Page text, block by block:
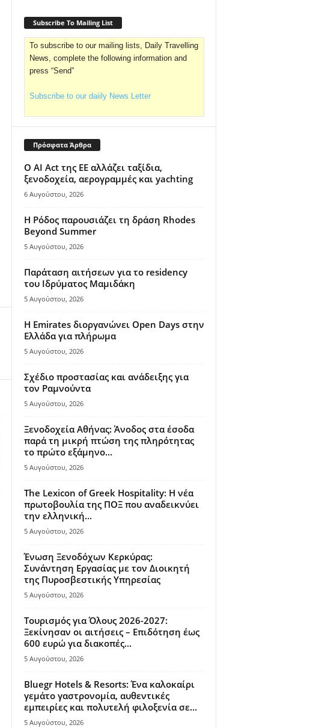
Subscribe To Mailing List
To subscribe to our mailing lists, Daily Travelling
News, complete the following information and
press “Send”
Subscribe to our daiily News Letter
Πρόσφατα Άρθρα
Ο AI Act της ΕΕ αλλάζει ταξίδια,
ξενοδοχεία, αερογραμμές και yachting
6 Αυγούστου, 2026
Η Ρόδος παρουσιάζει τη δράση Rhodes
Beyond Summer
5 Αυγούστου, 2026
Παράταση αιτήσεων για το residency
του Ιδρύματος Μαμιδάκη
5 Αυγούστου, 2026
Η Emirates διοργανώνει Open Days στην
Ελλάδα για πλήρωμα
5 Αυγούστου, 2026
Σχέδιο προστασίας και ανάδειξης για
τον Ραμνούντα
5 Αυγούστου, 2026
Ξενοδοχεία Αθήνας: Άνοδος στα έσοδα
παρά τη μικρή πτώση της πληρότητας
το πρώτο εξάμηνο...
5 Αυγούστου, 2026
The Lexicon of Greek Hospitality: Η νέα
πρωτοβουλία της ΠΟΞ που αναδεικνύει
την ελληνική...
5 Αυγούστου, 2026
Ένωση Ξενοδόχων Κερκύρας:
Συνάντηση Εργασίας με τον Διοικητή
της Πυροσβεστικής Υπηρεσίας
5 Αυγούστου, 2026
Τουρισμός για Όλους 2026-2027:
Ξεκίνησαν οι αιτήσεις – Επιδότηση έως
600 ευρώ για διακοπές...
5 Αυγούστου, 2026
Bluegr Hotels & Resorts: Ένα καλοκαίρι
γεμάτο γαστρονομία, αυθεντικές
εμπειρίες και πολυτελή φιλοξενία σε...
5 Αυγούστου, 2026